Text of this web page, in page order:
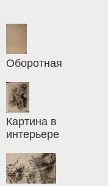
Оборотная
Картина в
интерьере